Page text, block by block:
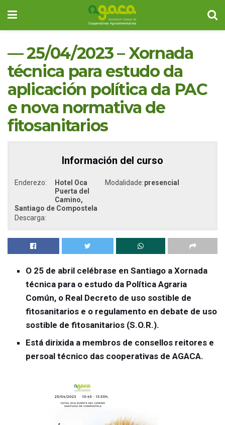
— 25/04/2023 – Xornada
técnica para estudo da
aplicación política da PAC
e nova normativa de
fitosanitarios
Información del curso
Enderezo:
Hotel Oca
Puerta del
Camino,
Santiago de Compostela
Modalidade:presencial
Descarga:
O 25 de abril celébrase en Santiago a Xornada
técnica para o estudo da Política Agraria
Común, o Real Decreto de uso sostible de
fitosanitarios e o regulamento en debate de uso
sostible de fitosanitarios (S.O.R.).
Está dirixida a membros de consellos reitores e
persoal técnico das cooperativas de AGACA.